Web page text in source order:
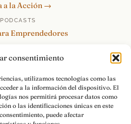
consentimiento
utilizamos tecnologías como las
a la información del dispositivo. El
nos permitirá procesar datos como
o las identificaciones únicas en este
puede afectar
a la Acción →
PODCASTS
Emprendedores
/ PowerSkills
HABLAMOS
y consultas →